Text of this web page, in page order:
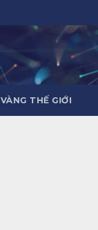
VÀNG THẾ GIỚI